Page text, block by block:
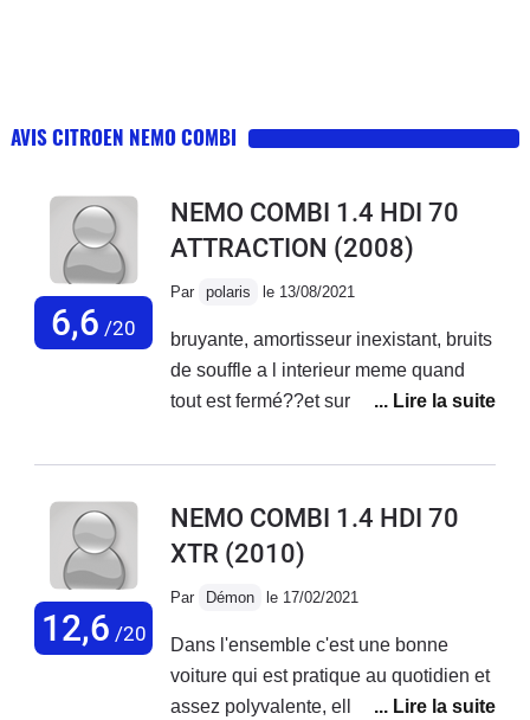
AVIS CITROEN NEMO COMBI
6,6 /20
NEMO COMBI 1.4 HDI 70
ATTRACTION (2008)
Par polaris le 13/08/2021
bruyante, amortisseur inexistant, bruits
de souffle a l interieur meme quand
tout est fermé??et surtout surtout, n
systematique en demarrage en cote, et
demarrer meme en seconde avec un
vieux kangoo 4 cv, avec cette voiture
moi, apres une xantia desastreuse et
un combi nemo qui a la reprise d'une
huitre c est terminé, plus confiance..
12,6 /20
NEMO COMBI 1.4 HDI 70
XTR (2010)
Par Démon le 17/02/2021
Dans l'ensemble c'est une bonne
voiture qui est pratique au quotidien et
assez polyvalente, elle a une geule